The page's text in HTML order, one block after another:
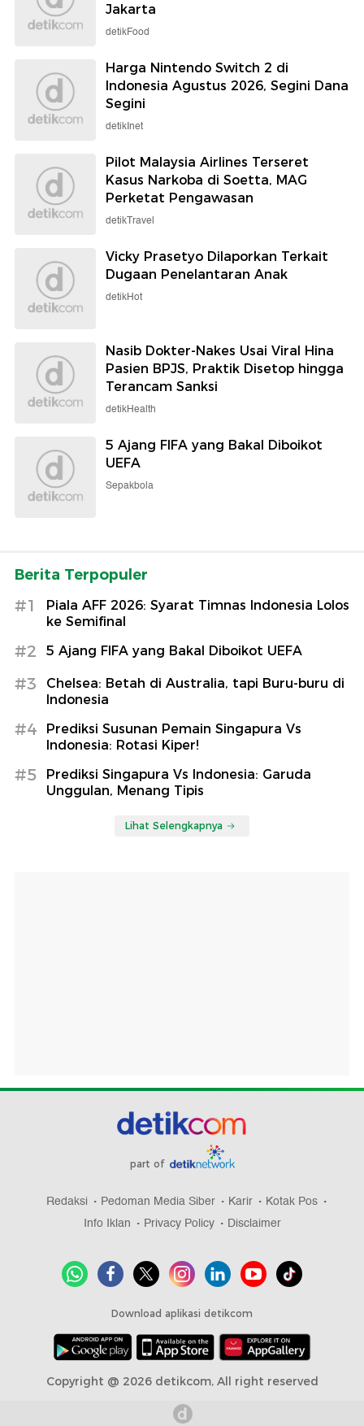
Jakarta
detikFood
Harga Nintendo Switch 2 di
Indonesia Agustus 2026, Segini Dana
Segini
detikInet
Pilot Malaysia Airlines Terseret
Kasus Narkoba di Soetta, MAG
Perketat Pengawasan
detikTravel
Vicky Prasetyo Dilaporkan Terkait
Dugaan Penelantaran Anak
detikHot
Nasib Dokter-Nakes Usai Viral Hina
Pasien BPJS, Praktik Disetop hingga
Terancam Sanksi
detikHealth
5 Ajang FIFA yang Bakal Diboikot
UEFA
Sepakbola
Berita Terpopuler
#1
Piala AFF 2026: Syarat Timnas Indonesia Lolos
ke Semifinal
#2 5 Ajang FIFA yang Bakal Diboikot UEFA
#3
Chelsea: Betah di Australia, tapi Buru-buru di
Indonesia
#4
Prediksi Susunan Pemain Singapura Vs
Indonesia: Rotasi Kiper!
#5
Prediksi Singapura Vs Indonesia: Garuda
Unggulan, Menang Tipis
Lihat Selengkapnya
part of
Redaksi Pedoman Media Siber Karir
Kotak Pos
Info Iklan
Privacy Policy Disclaimer
Download aplikasi detikcom
Copyright @ 2026 detikcom, All right reserved